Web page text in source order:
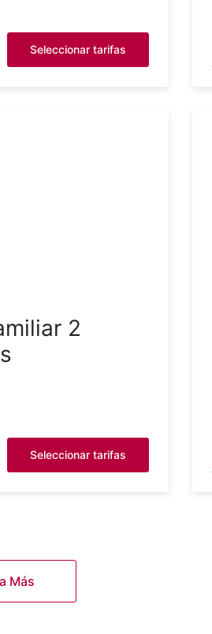
Seleccionar tarifas
2
Seleccionar tarifas
Más